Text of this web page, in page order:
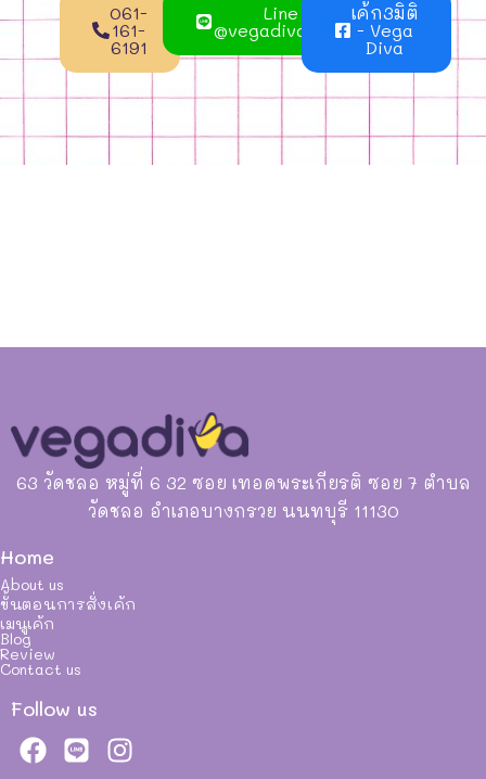
061-
161-
6191
Line
@vegadivacake
เค้ก3มิติ
- Vega
Diva
63 วัดชลอ หมู่ที่ 6 32 ซอย เทอดพระเกียรติ ซอย 7 ตำบล
วัดชลอ อำเภอบางกรวย นนทบุรี 11130
Home
About us
ขั้นตอนการสั่งเค้ก
เมนูเค้ก
Blog
Review
Contact us
Follow us